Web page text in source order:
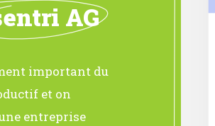
AG
important du
et on
entreprise